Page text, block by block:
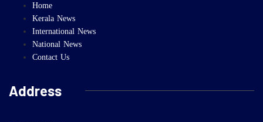
Home
Kerala News
International News
National News
Contact Us
Address